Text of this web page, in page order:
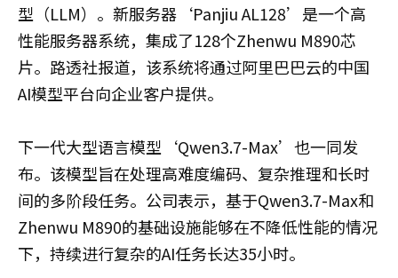
型（LLM）。新服务器‘Panjiu AL128’是一个高
性能服务器系统，集成了128个Zhenwu M890芯
片。路透社报道，该系统将通过阿里巴巴云的中国
AI模型平台向企业客户提供。
下一代大型语言模型‘Qwen3.7-Max’也一同发
布。该模型旨在处理高难度编码、复杂推理和长时
间的多阶段任务。公司表示，基于Qwen3.7-Max和
Zhenwu M890的基础设施能够在不降低性能的情况
下，持续进行复杂的AI任务长达35小时。